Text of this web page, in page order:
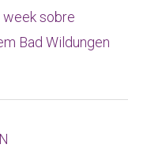
week sobre
Bad Wildungen